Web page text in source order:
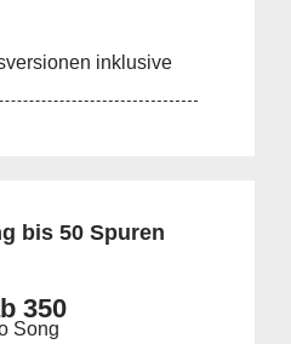
inklusive
bis 50 Spuren
350
Song